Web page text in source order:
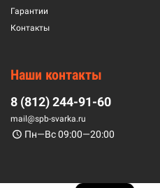
Гарантии
Контакты
Наши контакты
8 (812) 244-91-60
mail@spb-svarka.ru
Пн—Вс 09:00—20:00